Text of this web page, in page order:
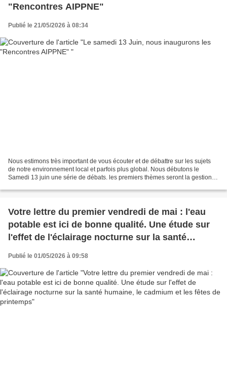
"Rencontres AIPPNE"
Publié le 21/05/2026 à 08:34
Nous estimons très important de vous écouter et de débattre sur les sujets
de notre environnement local et parfois plus global. Nous débutons le
Samedi 13 juin une série de débats. les premiers thèmes seront la gestions
Votre lettre du premier vendredi de mai : l'eau
potable est ici de bonne qualité. Une étude sur
l'effet de l'éclairage nocturne sur la santé
Publié le 01/05/2026 à 09:58